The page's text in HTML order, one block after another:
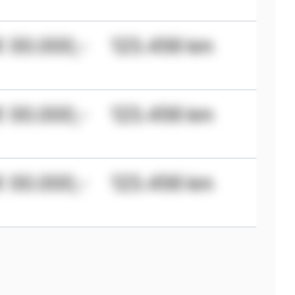
00.000,- 123.456 km
00.000,- 123.456 km
00.000,- 123.456 km